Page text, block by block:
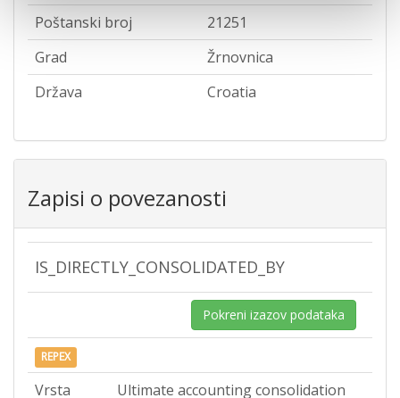
Poštanski broj
21251
Grad
Žrnovnica
Država
Croatia
Zapisi o povezanosti
IS_DIRECTLY_CONSOLIDATED_BY
Pokreni izazov podataka
REPEX
Vrsta
Ultimate accounting consolidation